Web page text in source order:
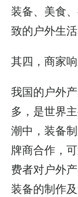
装备、美食
致的户外生
其四，商家
我国的户外
多，是世界
潮中，装备
牌商合作，
费者对户外
装备的制作